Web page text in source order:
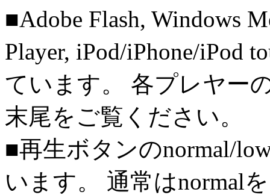
■Adobe Flash, Windows
Player, iPod/iPhone/iPod
ています。 各プレヤー
末尾をご覧ください。
■再生ボタンのnormal/
います。 通常はnormal